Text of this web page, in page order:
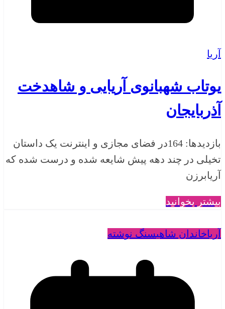
آریا
یوتاب شهبانوی آریایی و شاهدخت
آذربایجان
بازدیدها: 164در فضای مجازی و اینترنت یک داستان
تخیلی در چند دهه پیش شایعه شده و درست شده که
آریابرزن
بیشتر بخوانید
آریاخاندان شاهیسنگ نوشته